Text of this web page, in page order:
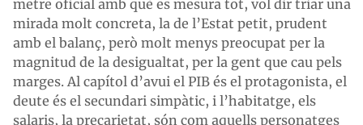
metre oficial amb què es mesura tot, vol dir triar una
mirada molt concreta, la de l’Estat petit, prudent
amb el balanç, però molt menys preocupat per la
magnitud de la desigualtat, per la gent que cau pels
marges. Al capítol d’avui el PIB és el protagonista, el
deute és el secundari simpàtic, i l’habitatge, els
salaris, la precarietat, són com aquells personatges